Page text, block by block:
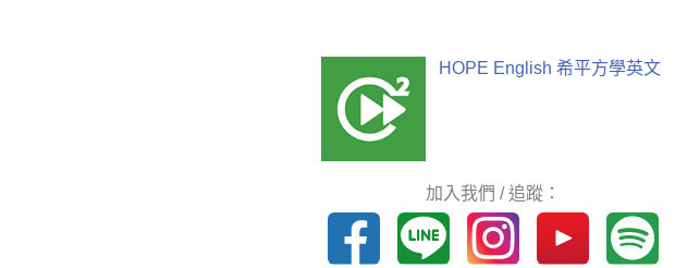
HOPE English 希平方學英文
加入我們 / 追蹤：